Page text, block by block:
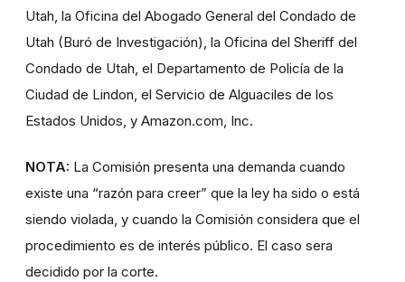
Utah, la Oficina del Abogado General del Condado de
Utah (Buró de Investigación), la Oficina del Sheriff del
Condado de Utah, el Departamento de Policía de la
Ciudad de Lindon, el Servicio de Alguaciles de los
Estados Unidos, y Amazon.com, Inc.
NOTA: La Comisión presenta una demanda cuando
existe una “razón para creer” que la ley ha sido o está
siendo violada, y cuando la Comisión considera que el
procedimiento es de interés público. El caso sera
decidido por la corte.